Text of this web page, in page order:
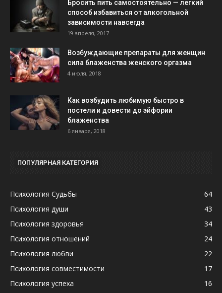
Бросить пить самостоятельно — легкий
способ избавиться от алкогольной
зависимости навсегда
19 апреля, 2017
Возбуждающие препараты для женщин
сила блаженства женского оргазма
4 июля, 2018
Как возбудить любимую быстро в
постели и довести до эйфории
блаженства
6 января, 2018
ПОПУЛЯРНАЯ КАТЕГОРИЯ
Психология Судьбы
64
Психология души
43
Психология здоровья
34
Психология отношений
24
Психология любви
22
Психология совместимости
17
Психология успеха
16